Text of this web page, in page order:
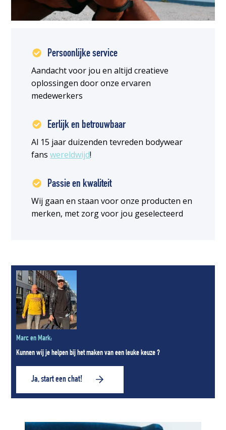
Persoonlijke service
Aandacht voor jou en altijd creatieve
oplossingen door onze ervaren
medewerkers
Eerlijk en betrouwbaar
Al 15 jaar duizenden tevreden bodywear
fanswereldwijd!
Passie en kwaliteit
Wij gaan en staan voor onze producten en
merken, met zorg voor jou geselecteerd
Marc en Mark:
Kunnen wij je helpen bij het maken van een leuke keuze ?
Ja, start een chat!